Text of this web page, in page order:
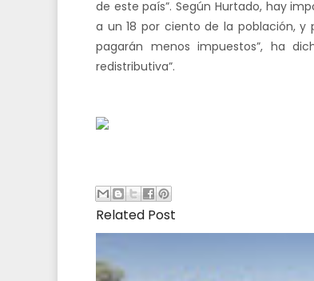
de este país”. Según Hurtado, hay
a un 18 por ciento de la población, y
pagarán menos impuestos”, ha
redistributiva”.
Related Post